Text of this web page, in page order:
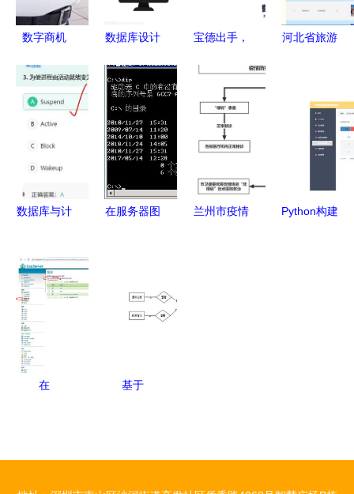
数字商机
后的复合形
象与网络服
数据库设计
计算机网络
服务中的核
心作用与优
化策略
宝德出手，
险！——解
读高效数据
库与计算机
网络服务的
双保险
河北省旅游
Java SSM
框架的毕业
设计项目解
数据库与计
务刷题笔记
精要
在服务器图
详细指南
兰州市疫情
Python构建
在
基于